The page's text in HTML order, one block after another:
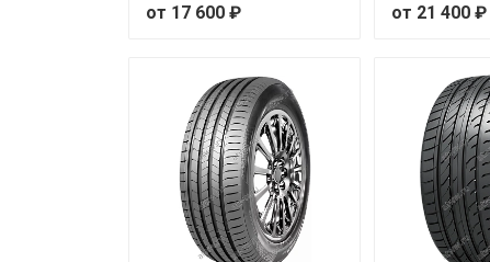
от 17 600 ₽ от 21 400 ₽